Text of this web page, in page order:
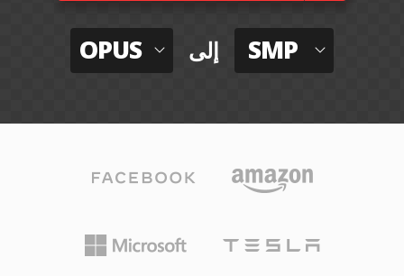
OPUS إلى SMP